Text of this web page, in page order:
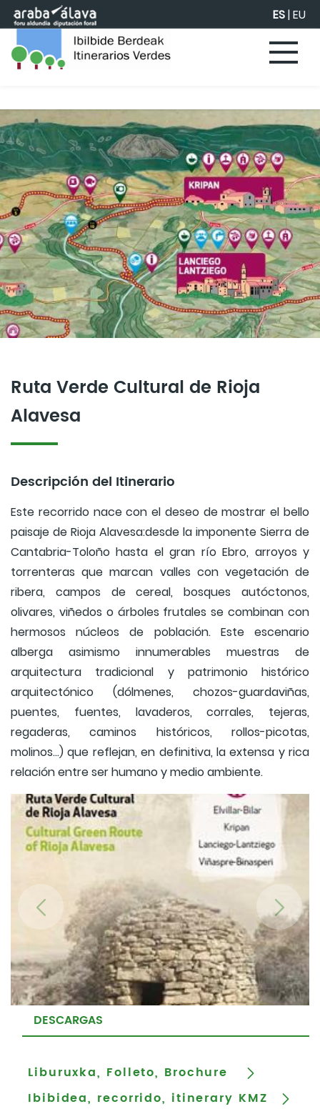
Saltar al contenido principal ES|EU
Ruta Verde Cultural de Rioja
Alavesa
Descripción del Itinerario
Este recorrido nace con el deseo de mostrar el bello
paisaje de Rioja Alavesa:desde la imponente Sierra de
Cantabria-Toloño hasta el gran río Ebro, arroyos y
torrenteras que marcan valles con vegetación de
ribera, campos de cereal, bosques autóctonos,
olivares, viñedos o árboles frutales se combinan con
hermosos núcleos de población. Este escenario
alberga asimismo innumerables muestras de
arquitectura tradicional y patrimonio histórico
arquitectónico (dólmenes, chozos-guardaviñas,
puentes, fuentes, lavaderos, corrales, tejeras,
regaderas, caminos históricos, rollos-picotas,
molinos…) que reflejan, en definitiva, la extensa y rica
relación entre ser humano y medio ambiente.
DESCARGAS
Liburuxka, Folleto, Brochure
Ibibidea, recorrido, itinerary KMZ